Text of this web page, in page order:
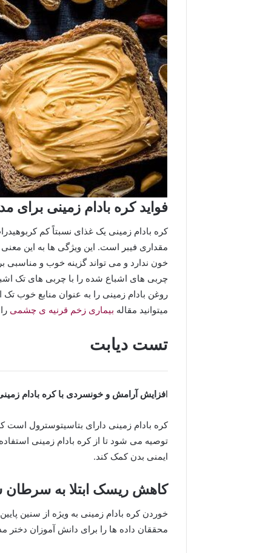
فواید کره بادام زمینی
کره بادام زمینی یک غذای نسبتاً کم
مقداری فیبر است. این ویژگی ها به این معنی
چربی های اشباع شده را با چربی های تک
روغن بادام زمینی را به عنوان منابع خوب
میتوانید مقاله بیماری زخم قرنیه ی چشمی
تست دیابت
افزایش آرامش و خونسردی با کره بادام
کره بادام زمینی دارای بتاسیتوسترول
توصیه می شود تا از کره بادام زمینی
ایمنی بدن کمک کند.
کاهش ریسک ابتلا به سرطان
خوردن کره بادام زمینی به ویژه از سنین
محققان داده ها را برای دانش آموزان دختر